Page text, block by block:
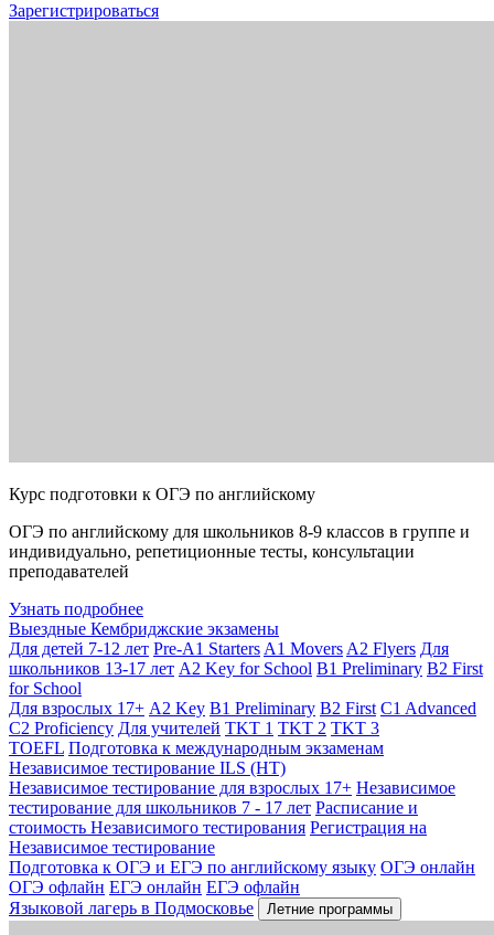
Зарегистрироваться
Курс подготовки к ОГЭ по английскому
ОГЭ по английскому для школьников 8-9 классов в группе и
индивидуально, репетиционные тесты, консультации
преподавателей
Узнать подробнее
Выездные Кембриджские экзамены
Для детей 7-12 лет Pre-A1 Starters A1 Movers A2 Flyers Для
школьников 13-17 лет A2 Key for School B1 Preliminary B2 First
for School
Для взрослых 17+ A2 Key B1 Preliminary B2 First C1 Advanced
C2 Proficiency Для учителей TKT 1 TKT 2 TKT 3
TOEFL Подготовка к международным экзаменам
Независимое тестирование ILS (НТ)
Независимое тестирование для взрослых 17+ Независимое
тестирование для школьников 7 - 17 лет Расписание и
стоимость Независимого тестирования Регистрация на
Независимое тестирование
Подготовка к ОГЭ и ЕГЭ по английскому языку ОГЭ онлайн
ОГЭ офлайн ЕГЭ онлайн ЕГЭ офлайн
Языковой лагерь в Подмосковье
Летние программы